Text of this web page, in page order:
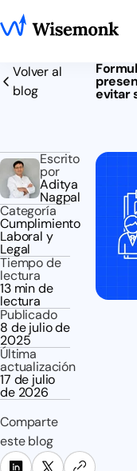
Volver al
blog
Escrito
por
Aditya
Nagpal
Categoría
Cumplimiento
Laboral y
Legal
Tiempo de
lectura
13 min de
lectura
Publicado
8 de julio de
2025
Última
actualización
17 de julio
de 2026
Comparte
este blog
evitar